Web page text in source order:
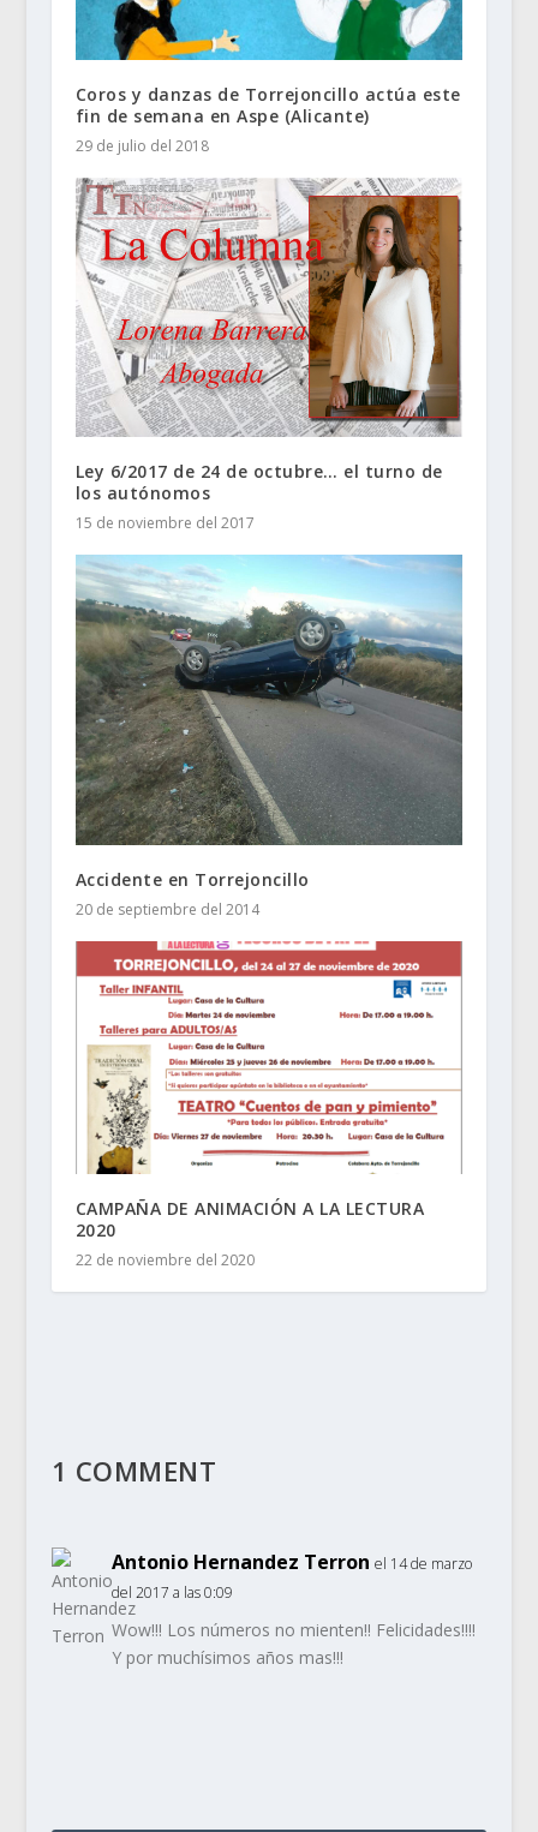
Coros y danzas de Torrejoncillo actúa este
fin de semana en Aspe (Alicante)
29 de julio del 2018
Ley 6/2017 de 24 de octubre… el turno de
los autónomos
15 de noviembre del 2017
Accidente en Torrejoncillo
20 de septiembre del 2014
CAMPAÑA DE ANIMACIÓN A LA LECTURA
2020
22 de noviembre del 2020
1 COMMENT
Antonio Hernandez Terron el 14 de marzo
del 2017 a las 0:09
Wow!!! Los números no mienten!! Felicidades!!!!
Y por muchísimos años mas!!!